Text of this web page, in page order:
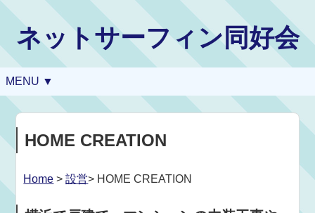
ネットサーフィン同好会
MENU ▼
HOME CREATION
Home >設営> HOME CREATION